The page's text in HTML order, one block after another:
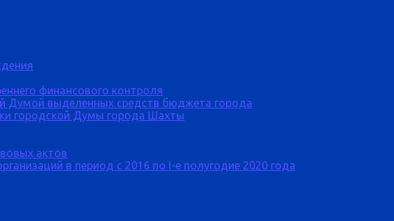
финансового контроля
Думой выделенных средств бюджета города
городской Думы города Шахты
актов
в период с 2016 по I-е полугодие 2020 года